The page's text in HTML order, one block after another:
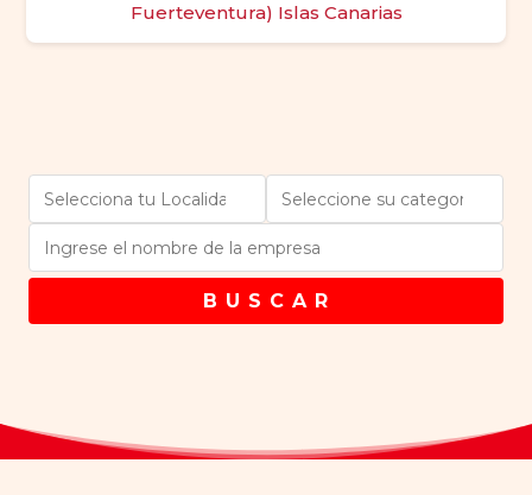
Fuerteventura) Islas Canarias
B U S C A R